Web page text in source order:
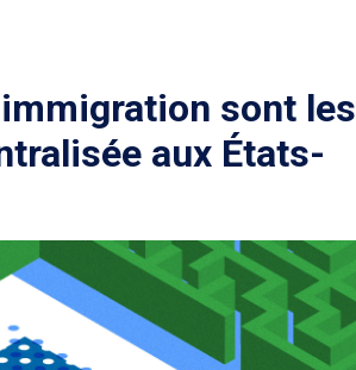
e
l
e
ê
sont les
aux États-